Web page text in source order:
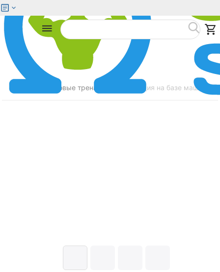
Силовые тренажеры Станция на базе машины
Меню Найти